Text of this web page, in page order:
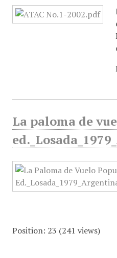
La paloma de
Position: 23 (241 views)